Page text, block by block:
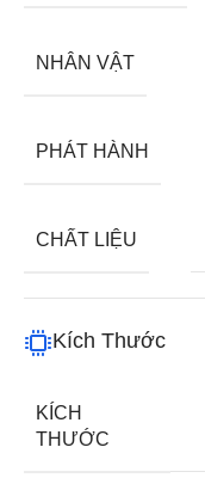
NHÂN VẬT
PHÁT HÀNH
CHẤT LIỆU
Kích Thước
KÍCH
THƯỚC